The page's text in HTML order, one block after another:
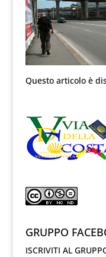
Questo articolo è
GRUPPO
ISCRIVITI AL